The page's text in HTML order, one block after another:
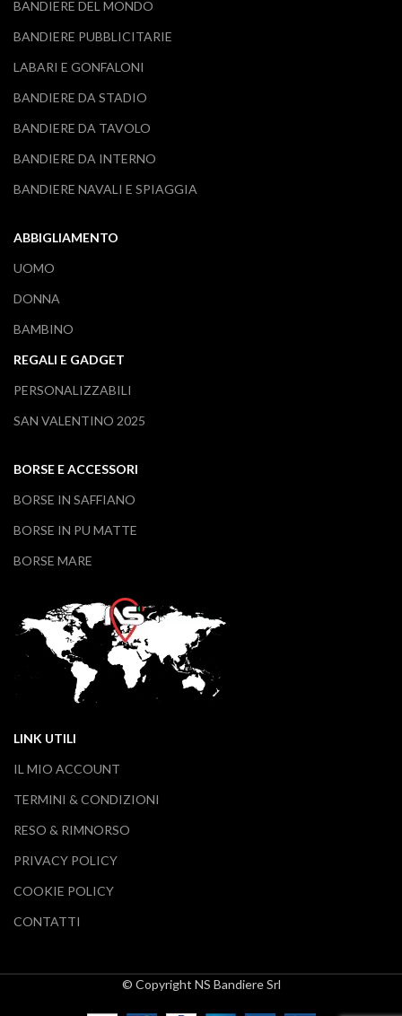
BANDIERE DEL MONDO
BANDIERE PUBBLICITARIE
LABARI E GONFALONI
BANDIERE DA STADIO
BANDIERE DA TAVOLO
BANDIERE DA INTERNO
BANDIERE NAVALI E SPIAGGIA
ABBIGLIAMENTO
UOMO
DONNA
BAMBINO
REGALI E GADGET
PERSONALIZZABILI
SAN VALENTINO 2025
BORSE E ACCESSORI
BORSE IN SAFFIANO
BORSE IN PU MATTE
BORSE MARE
LINK UTILI
IL MIO ACCOUNT
TERMINI & CONDIZIONI
RESO & RIMNORSO
PRIVACY POLICY
COOKIE POLICY
CONTATTI
© Copyright NS Bandiere Srl